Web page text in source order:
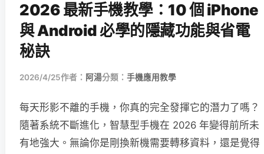
2026 最新手機教學：10 個 iPhone
與 Android 必學的隱藏功能與省電
秘訣
2026/4/25作者： 阿湯分類： 手機應用教學
每天形影不離的手機，你真的完全發揮它的潛力了嗎？
隨著系統不斷進化，智慧型手機在 2026 年變得前所未
有地強大。無論你是剛換新機需要轉移資料，還是覺得